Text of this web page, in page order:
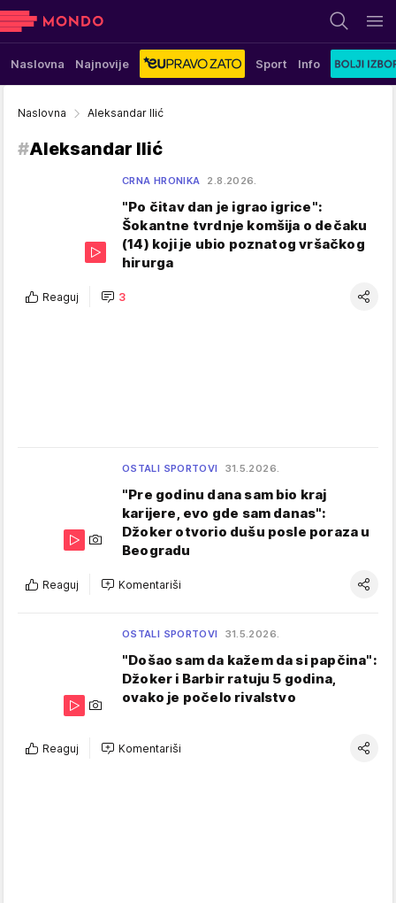
Naslovna Najnovije Sport Info
Naslovna Aleksandar Ilić
#Aleksandar Ilić
CRNA HRONIKA 2.8.2026.
"Po čitav dan je igrao igrice":
Šokantne tvrdnje komšija o dečaku
(14) koji je ubio poznatog vršačkog
hirurga
Reaguj 3
OSTALI SPORTOVI 31.5.2026.
"Pre godinu dana sam bio kraj
karijere, evo gde sam danas":
Džoker otvorio dušu posle poraza u
Beogradu
Reaguj Komentariši
OSTALI SPORTOVI 31.5.2026.
"Došao sam da kažem da si papčina":
Džoker i Barbir ratuju 5 godina,
ovako je počelo rivalstvo
Reaguj Komentariši